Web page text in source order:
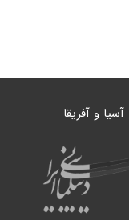
آسیا و آفریقا